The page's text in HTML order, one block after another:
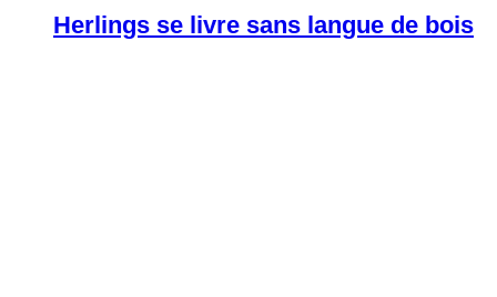
Herlings se livre sans langue de bois